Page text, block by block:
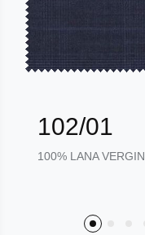
102/01
100% LANA